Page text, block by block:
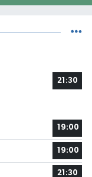
21:30
19:00
19:00
21:30